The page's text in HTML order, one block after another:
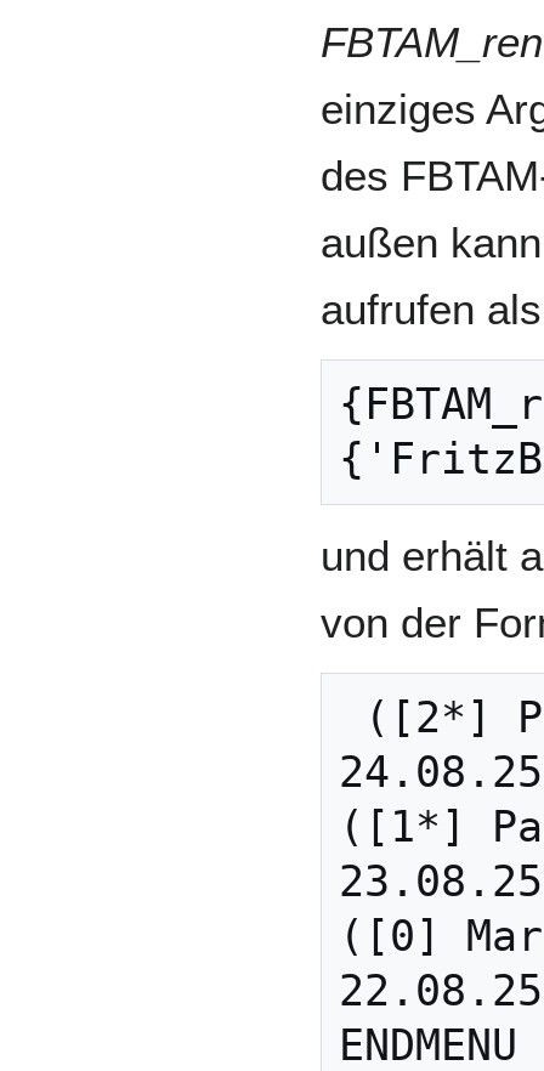
einziges
des
außen
aufrufen als
und erhält
von der
([1*]
([0]
ENDMENU